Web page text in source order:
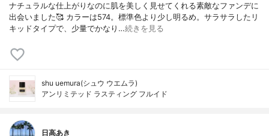
ナチュラルな仕上がりなのに肌を美しく見せてくれる素敵なファンデに
出会いました🥰 カラーは574。標準色より少し明るめ。サラサラしたリ
キッドタイプで、少量でかなり…続きを見る
shu uemura(シュウ ウエムラ)
アンリミテッド ラスティング フルイド
日高あき